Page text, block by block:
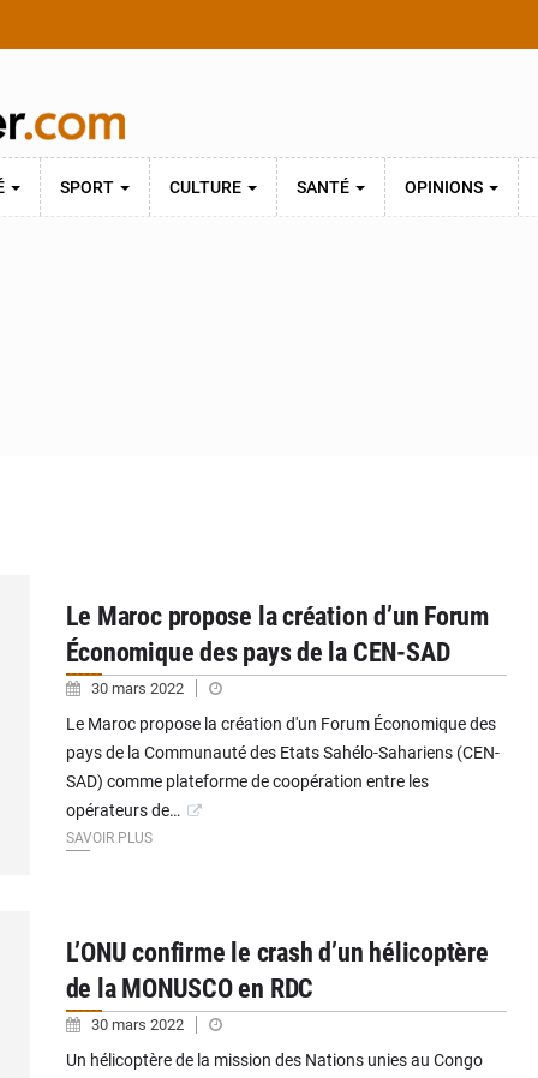
SPORT CULTURE SANTÉ OPINIONS
Le Maroc propose la création d’un Forum
Économique des pays de la CEN-SAD
30 mars 2022
Le Maroc propose la création d'un Forum Économique des
pays de la Communauté des Etats Sahélo-Sahariens (CEN-
SAD) comme plateforme de coopération entre les
opérateurs de…
SAVOIR PLUS
L’ONU confirme le crash d’un hélicoptère
de la MONUSCO en RDC
30 mars 2022
Un hélicoptère de la mission des Nations unies au Congo